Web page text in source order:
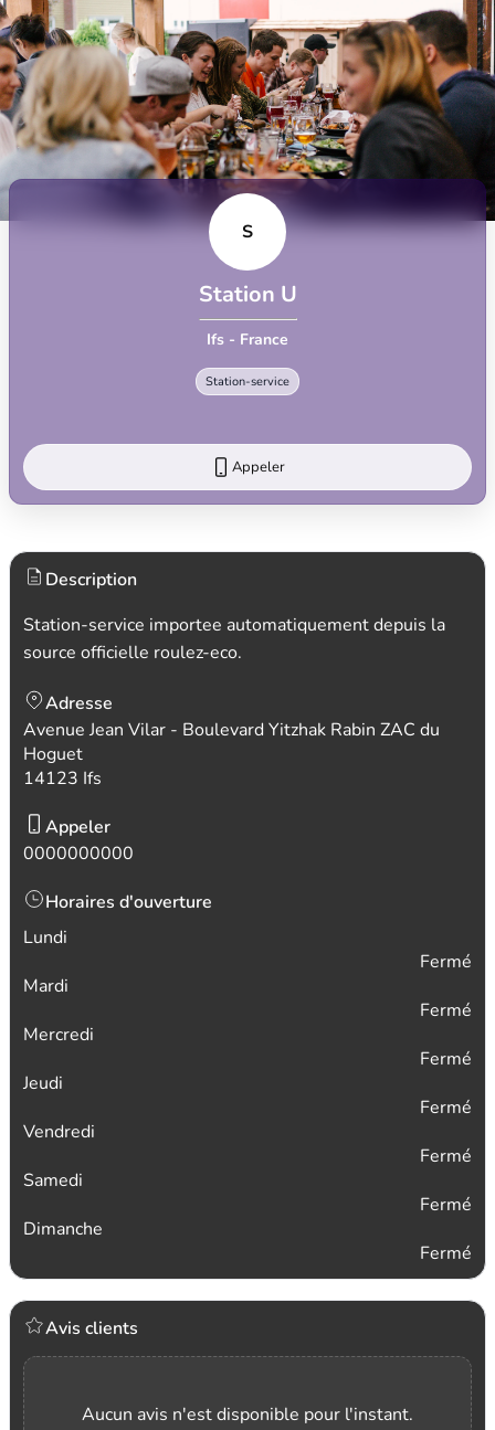
S
Station U
Ifs - France
Station-service
Appeler
Description
Station-service importee automatiquement depuis la
source officielle roulez-eco.
Adresse
Avenue Jean Vilar - Boulevard Yitzhak Rabin ZAC du
Hoguet
14123 Ifs
Appeler
0000000000
Horaires d'ouverture
Lundi
Fermé
Mardi
Fermé
Mercredi
Fermé
Jeudi
Fermé
Vendredi
Fermé
Samedi
Fermé
Dimanche
Fermé
Avis clients
Aucun avis n'est disponible pour l'instant.